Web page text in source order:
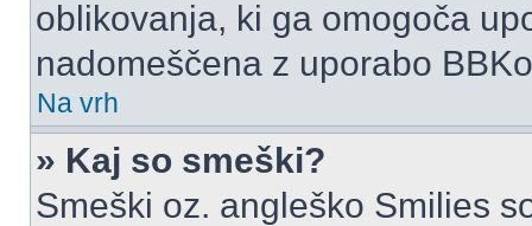
oblikovanja, ki ga omogoča
nadomeščena z uporabo
Na vrh
» Kaj so smeški?
Smeški oz. angleško Smilies